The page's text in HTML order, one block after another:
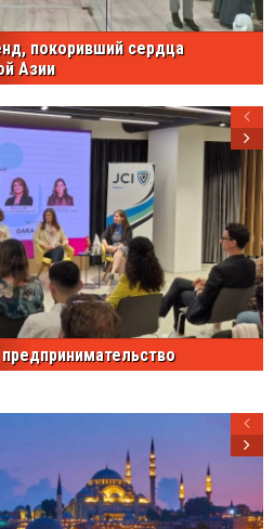
покоривший сердца
Азии